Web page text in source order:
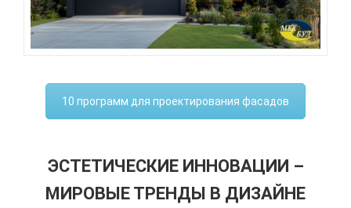
10 программ для проектирования фасадов
ЭСТЕТИЧЕСКИЕ ИННОВАЦИИ –
МИРОВЫЕ ТРЕНДЫ В ДИЗАЙНЕ